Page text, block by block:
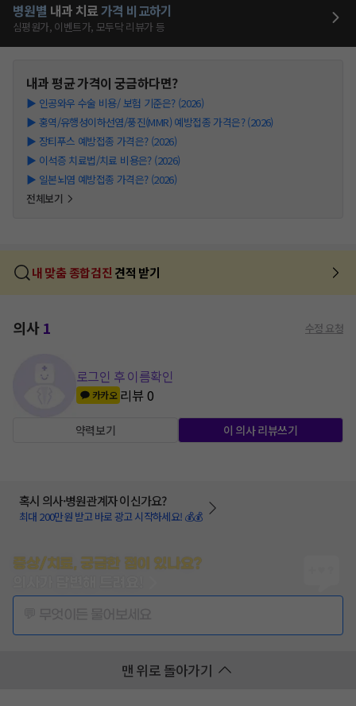
병원별 내과 치료가격 비교하기
심평원가, 이벤트가, 모두닥 리뷰가 등
내과평균 가격이 궁금하다면?
▶ 인공와우 수술 비용/ 보험 기준은? (2026)
▶ 홍역/유행성이하선염/풍진(MMR) 예방접종 가격은? (2026)
▶ 장티푸스 예방접종 가격은? (2026)
▶ 이석증 치료법/치료 비용은? (2026)
▶ 일본뇌염 예방접종 가격은? (2026)
전체보기
내 맞춤 종합검진 견적 받기
의사1 수정 요청
로그인 후 이름확인
카카오 리뷰0
약력보기 이 의사 리뷰쓰기
혹시 의사·병원관계자 이신가요?
최대 200만원 받고 바로 광고 시작하세요! 💰💰
증상/치료, 궁금한 점이 있나요?
맨 위로 돌아가기